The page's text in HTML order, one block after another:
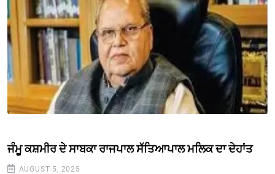
ਜੰਮੂ ਕਸ਼ਮੀਰ ਦੇ ਸਾਬਕਾ ਰਾਜਪਾਲ ਸੱਤਿਆਪਾਲ ਮਲਿਕ ਦਾ ਦੇਹਾਂਤ
AUGUST 5, 2025